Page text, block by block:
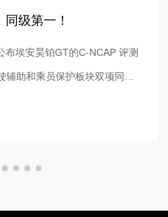
级第一！
埃安昊铂GT的C-NCAP 评测
助和乘员保护板块双项同级